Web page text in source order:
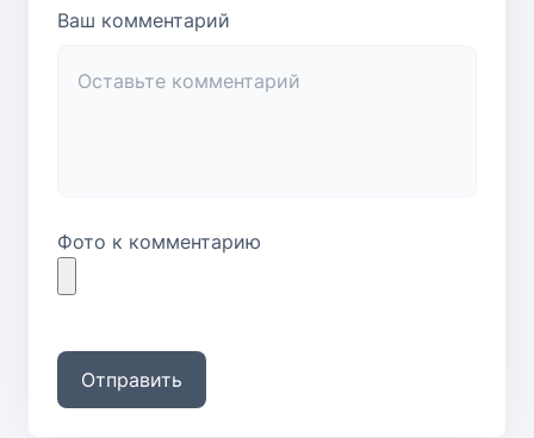
Ваш комментарий
Фото к комментарию
Отправить